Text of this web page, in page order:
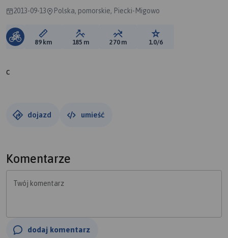
2013-09-13 Polska, pomorskie, Piecki-Migowo
Długość trasy:
89 km Suma przewyższeń:
185 m Suma spadków:
270 m Ocena trasy:
1.0/6
c
dojazd umieść
Komentarze
Twój komentarz
dodaj komentarz